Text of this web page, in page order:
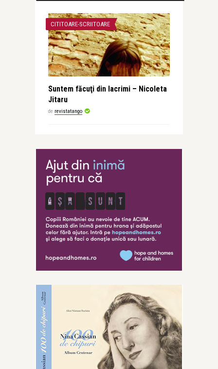
CITITOARE-SCRIITOARE
Suntem făcuţi din lacrimi – Nicoleta
Jitaru
de revistatango